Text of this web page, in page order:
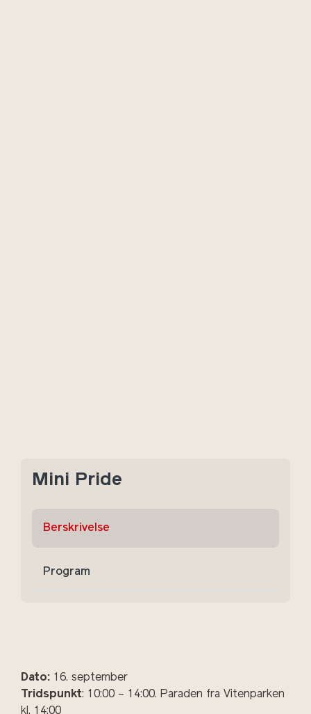
Mini Pride
Berskrivelse
Program
Dato: 16. september
Tridspunkt: 10:00 – 14:00. Paraden fra Vitenparken
kl. 14:00